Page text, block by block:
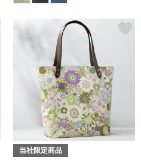
ネクタイ
マフラー／ス
スカーフ／ス
手袋
当社限定商品